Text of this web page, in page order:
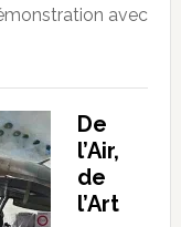
avec
De
l’Air,
de
l’Art